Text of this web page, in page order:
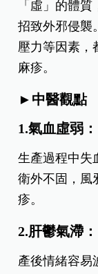
泌失調，更
產後為何易
產後，女性身
整、荷爾蒙
能引發或加
「虛」的體質
招致外邪侵襲
壓力等因素，
麻疹。
►中醫觀點